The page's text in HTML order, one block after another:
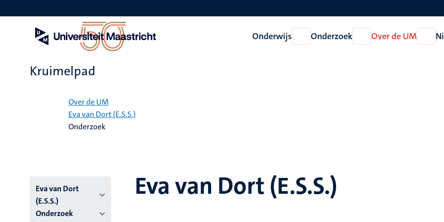
en
Onderwijs
Open
Onderwijs
Onderzoek
Open
Onderzoek
Over de UM
Open
Over
Kruimelpad
Over de UM
Eva van Dort (E.S.S.)
Onderzoek
Eva van Dort
(E.S.S.)
Onderzoek
Eva van Dort (E.S.S.)